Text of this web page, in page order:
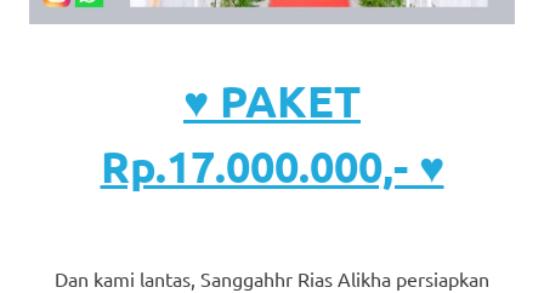
♥ PAKET
Rp.17.000.000,- ♥
Dan kami lantas, Sanggahhr Rias Alikha persiapkan